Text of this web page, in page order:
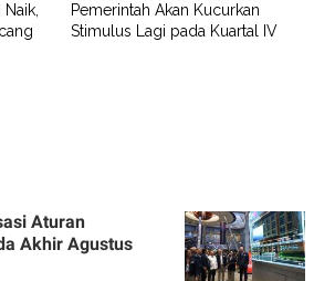
Naik,
Pemerintah Akan Kucurkan
Stimulus Lagi pada Kuartal IV
Aturan
Akhir Agustus